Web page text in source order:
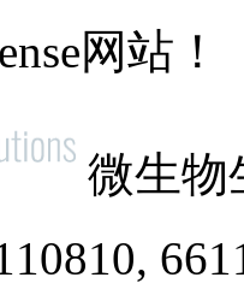
网站！
微生物